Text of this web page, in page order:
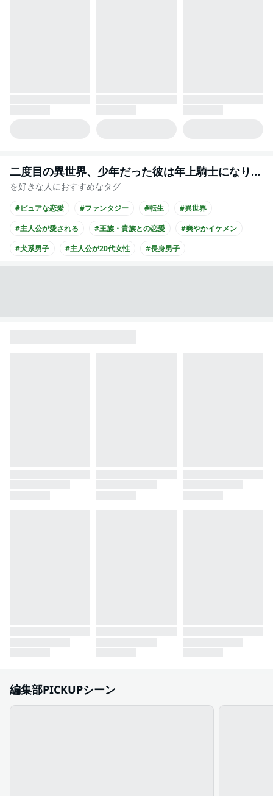
二度目の異世界、少年だった彼は年上騎士になり溺愛してくる
を好きな人におすすめなタグ
#ピュアな恋愛 #ファンタジー #転生
#異世界
#主人公が愛される
#王族・貴族との恋愛
#爽やかイケメン
#犬系男子
#主人公が20代女性 #長身男子
編集部PICKUPシーン